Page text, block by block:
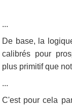
...
De base, la
calibrés pour
plus primitif que
...
C'est pour cela